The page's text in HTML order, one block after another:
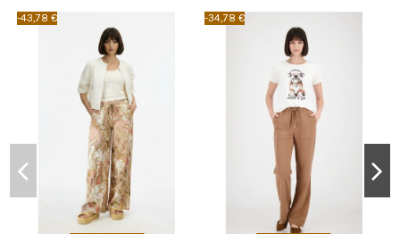
-43,78 € -34,78 €